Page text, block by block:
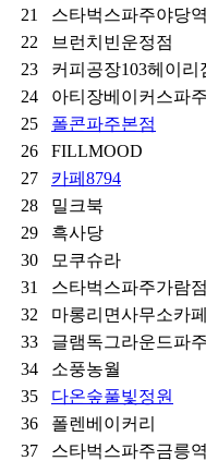
21
스타벅스파주야당
22
브런치빈운정점
23
커피공장103헤이리
24
아티장베이커스파
25
폴콘파주본점
26
FILLMOOD
27
카페8794
28
밀크북
29
흑사당
30
모쿠슈라
31
스타벅스파주가람점
32
마롱리면사무소카페
33
글램독그라운드파
34
소풍농월
35
다온숲풀빛정원
36
폴렌베이커리
37
스타벅스파주금릉